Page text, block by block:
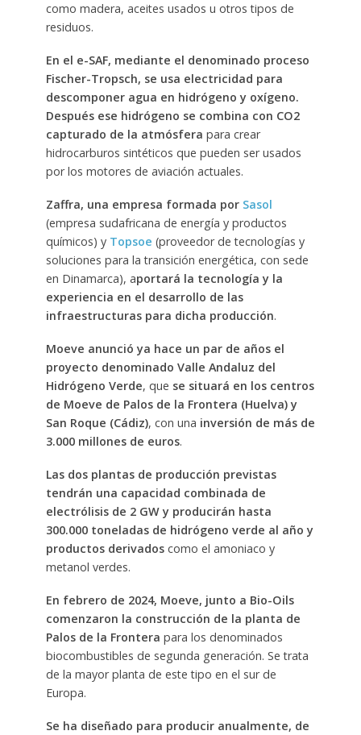
como madera, aceites usados u otros tipos de
residuos.
En el e-SAF, mediante el denominado proceso
Fischer-Tropsch, se usa electricidad para
descomponer agua en hidrógeno y oxígeno.
Después ese hidrógeno se combina con CO2
capturado de la atmósfera para crear
hidrocarburos sintéticos que pueden ser usados
por los motores de aviación actuales.
Zaffra, una empresa formada por Sasol
(empresa sudafricana de energía y productos
químicos) y Topsoe (proveedor de tecnologías y
soluciones para la transición energética, con sede
en Dinamarca), aportará la tecnología y la
experiencia en el desarrollo de las
infraestructuras para dicha producción.
Moeve anunció ya hace un par de años el
proyecto denominado Valle Andaluz del
Hidrógeno Verde, que se situará en los centros
de Moeve de Palos de la Frontera (Huelva) y
San Roque (Cádiz), con una inversión de más de
3.000 millones de euros.
Las dos plantas de producción previstas
tendrán una capacidad combinada de
electrólisis de 2 GW y producirán hasta
300.000 toneladas de hidrógeno verde al año y
productos derivadoscomo el amoniaco y
metanol verdes.
En febrero de 2024, Moeve, junto a Bio-Oils
comenzaron la construcción de la planta de
Palos de la Frontera para los denominados
biocombustibles de segunda generación. Se trata
de la mayor planta de este tipo en el sur de
Europa.
Se ha diseñado para producir anualmente, de